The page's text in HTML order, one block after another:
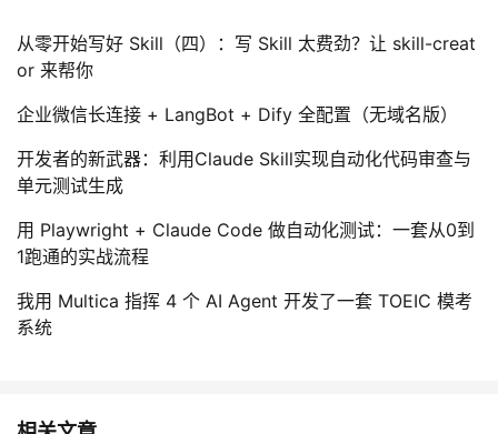
从零开始写好 Skill（四）：写 Skill 太费劲？让 skill-creat
or 来帮你
企业微信长连接 + LangBot + Dify 全配置（无域名版）
开发者的新武器：利用Claude Skill实现自动化代码审查与
单元测试生成
用 Playwright + Claude Code 做自动化测试：一套从0到
1跑通的实战流程
我用 Multica 指挥 4 个 AI Agent 开发了一套 TOEIC 模考
系统